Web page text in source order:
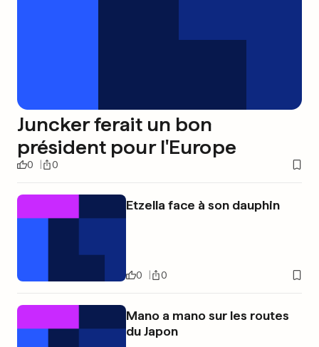
Juncker ferait un bon
président pour l'Europe
0 0
Etzella face à son dauphin
0 0
Mano a mano sur les routes
du Japon